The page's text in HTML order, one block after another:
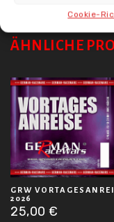
Cookie-
ÄHNLICHE
GRW
2026
25,00 €